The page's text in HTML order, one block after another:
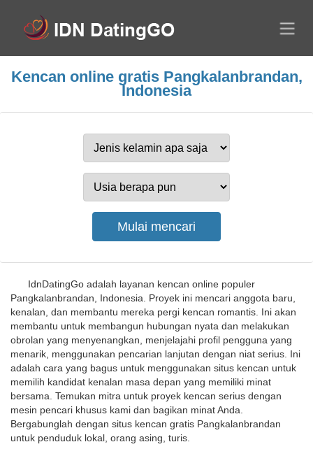
Kencan online gratis Pangkalanbrandan,
Indonesia
IdnDatingGo adalah layanan kencan online populer
Pangkalanbrandan, Indonesia. Proyek ini mencari anggota baru,
kenalan, dan membantu mereka pergi kencan romantis. Ini akan
membantu untuk membangun hubungan nyata dan melakukan
obrolan yang menyenangkan, menjelajahi profil pengguna yang
menarik, menggunakan pencarian lanjutan dengan niat serius. Ini
adalah cara yang bagus untuk menggunakan situs kencan untuk
memilih kandidat kenalan masa depan yang memiliki minat
bersama. Temukan mitra untuk proyek kencan serius dengan
mesin pencari khusus kami dan bagikan minat Anda.
Bergabunglah dengan situs kencan gratis Pangkalanbrandan
untuk penduduk lokal, orang asing, turis.